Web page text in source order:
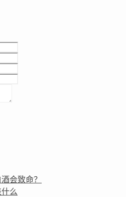
会致命？
么